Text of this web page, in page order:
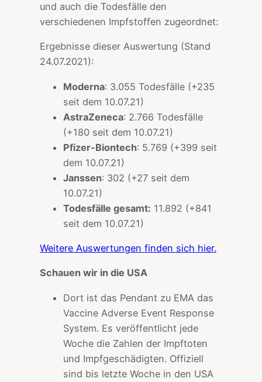
und auch die Todesfälle den
verschiedenen Impfstoffen zugeordnet:
Ergebnisse dieser Auswertung (Stand
24.07.2021):
Moderna: 3.055 Todesfälle (+235
seit dem 10.07.21)
AstraZeneca: 2.766 Todesfälle
(+180 seit dem 10.07.21)
Pfizer-Biontech: 5.769 (+399 seit
dem 10.07.21)
Janssen: 302 (+27 seit dem
10.07.21)
Todesfälle gesamt: 11.892 (+841
seit dem 10.07.21)
Weitere Auswertungen finden sich hier.
Schauen wir in die USA
Dort ist das Pendant zu EMA das
Vaccine Adverse Event Response
System. Es veröffentlicht jede
Woche die Zahlen der Impftoten
und Impfgeschädigten. Offiziell
sind bis letzte Woche in den USA